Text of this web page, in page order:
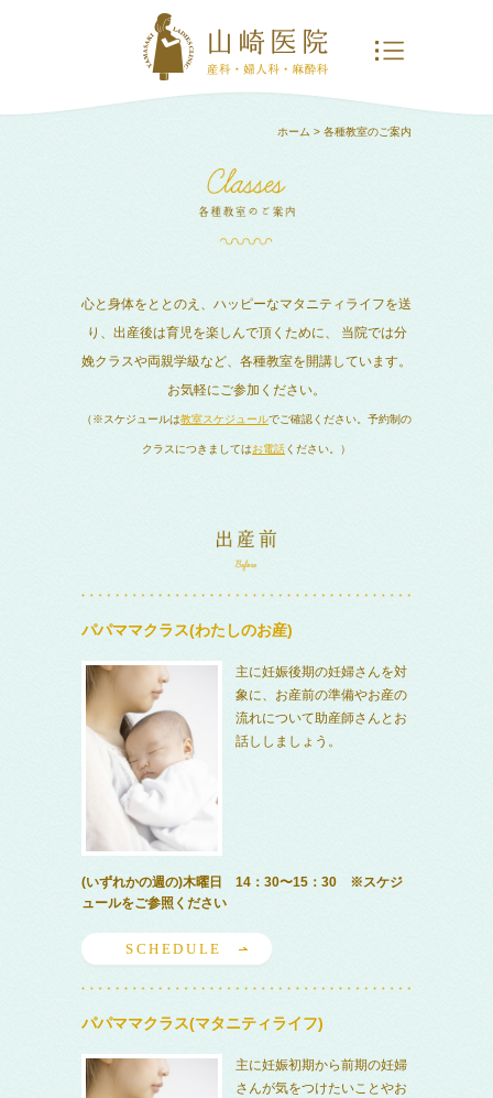
ホーム > 各種教室のご案内
心と身体をととのえ、ハッピーなマタニティライフを送
り、出産後は育児を楽しんで頂くために、
当院では分
娩クラスや両親学級など、各種教室を開講しています。
お気軽にご参加ください。
（※スケジュールは教室スケジュールでご確認ください。予約制の
クラスにつきましてはお電話ください。）
パパママクラス(わたしのお産)
主に妊娠後期の妊婦さんを対
象に、お産前の準備やお産の
流れについて助産師さんとお
話ししましょう。
(いずれかの週の)木曜日 14：30〜15：30 ※スケジ
ュールをご参照ください
SCHEDULE
パパママクラス(マタニティライフ)
主に妊娠初期から前期の妊婦
さんが気をつけたいことやお